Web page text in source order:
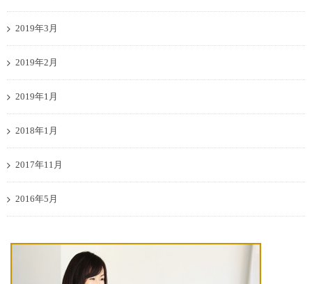
2019年3月
2019年2月
2019年1月
2018年1月
2017年11月
2016年5月